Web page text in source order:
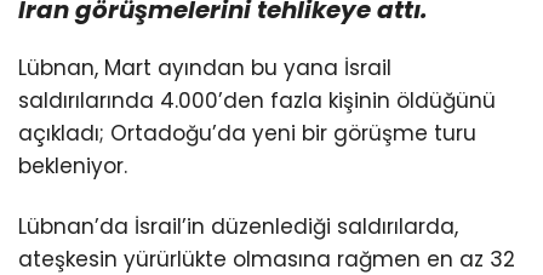
İran görüşmelerini tehlikeye attı.
Lübnan, Mart ayından bu yana İsrail
saldırılarında 4.000’den fazla kişinin öldüğünü
açıkladı; Ortadoğu’da yeni bir görüşme turu
bekleniyor.
Lübnan’da İsrail’in düzenlediği saldırılarda,
ateşkesin yürürlükte olmasına rağmen en az 32